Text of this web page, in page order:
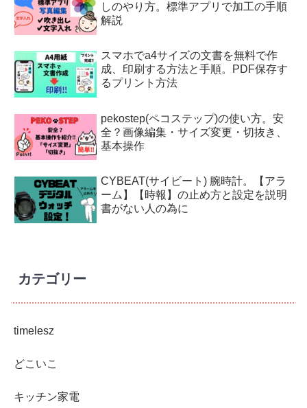
しのやり方。標準アプリで加工の手順
解説
スマホでa4サイズの文書を無料で作
成、印刷する方法と手順。PDF保存す
るプリント方法
pekostep(ペコステップ)の使い方。安
全？画像編集・サイズ変更・切抜き、
基本操作
CYBEAT(サイビート) 腕時計。【アラ
ーム】【時報】の止め方と設定を説明
書がない人の為に
カテゴリー
timelesz
どこいこ
キッチン家電